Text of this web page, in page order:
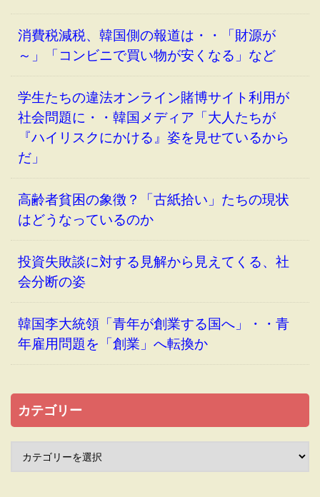
消費税減税、韓国側の報道は・・「財源が
～」「コンビニで買い物が安くなる」など
学生たちの違法オンライン賭博サイト利用が
社会問題に・・韓国メディア「大人たちが
『ハイリスクにかける』姿を見せているから
だ」
高齢者貧困の象徴？「古紙拾い」たちの現状
はどうなっているのか
投資失敗談に対する見解から見えてくる、社
会分断の姿
韓国李大統領「青年が創業する国へ」・・青
年雇用問題を「創業」へ転換か
カテゴリー